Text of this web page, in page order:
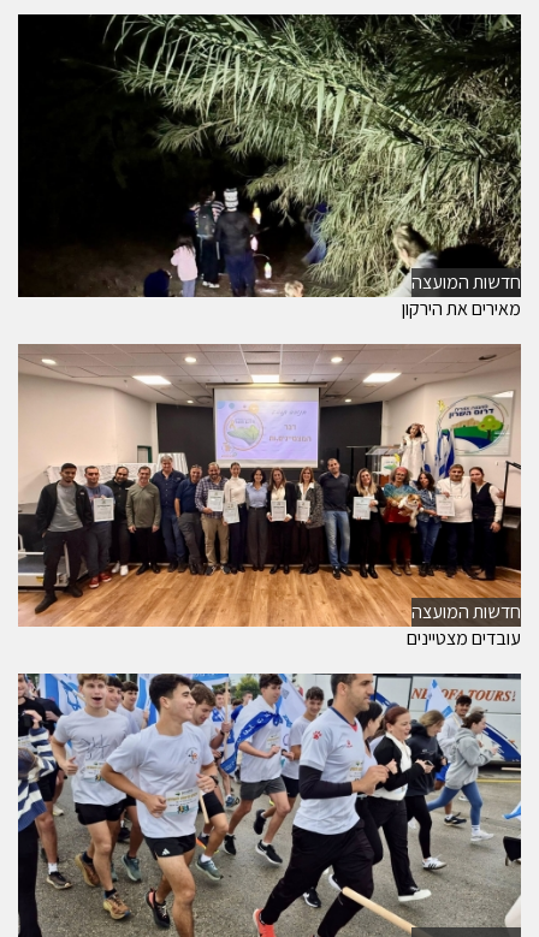
חדשות המועצה
מאירים את הירקון
חדשות המועצה
עובדים מצטיינים